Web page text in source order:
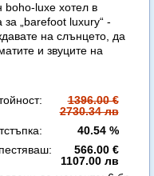
boho-luxe хотел в
„barefoot luxury“ -
на слънцето, да
и звуците на
1396.00 €
2730.34 лв
40.54 %
566.00 €
1107.00 лв